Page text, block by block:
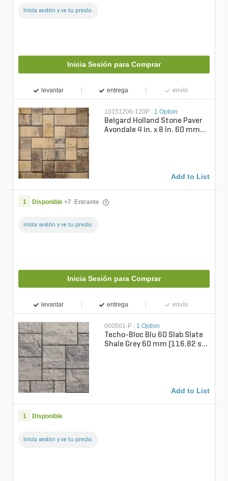
Inicia sesión y ve tu precio.
Inicia Sesión para Comprar
levantar entrega envío
10151206-120P | 1 Option
Belgard Holland Stone Paver
Avondale 4 in. x 8 in. 60 mm
Add to List
1 Disponible +7 Entrante i
Inicia sesión y ve tu precio.
Inicia Sesión para Comprar
levantar entrega envío
000501-P 1 Option
Techo-Bloc Blu 60 Slab Slate
Shale Grey 60 mm (116.82 sq.
Add to List
1 Disponible
Inicia sesión y ve tu precio.